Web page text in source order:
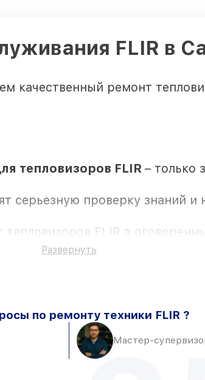
FLIR в
качественный ремонт
тепловизоров FLIR – только
серьезную проверку знаний и
тепловизоров FLIR в
для тепловизоров FLIR
клиента
Петербурге, остальные
замены
Развернуть
по ремонту техники FLIR ?
Мастер-